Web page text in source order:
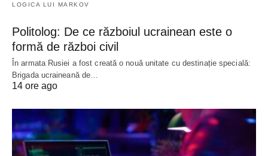
LOGICA LUI MARKOV
Politolog: De ce războiul ucrainean este o
formă de război civil
În armata Rusiei a fost creată o nouă unitate cu destinație specială:
Brigada ucraineană de…
14 ore ago